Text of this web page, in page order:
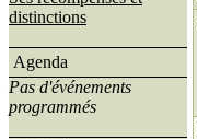
distinctions
Agenda
Pas d'événements
programmés